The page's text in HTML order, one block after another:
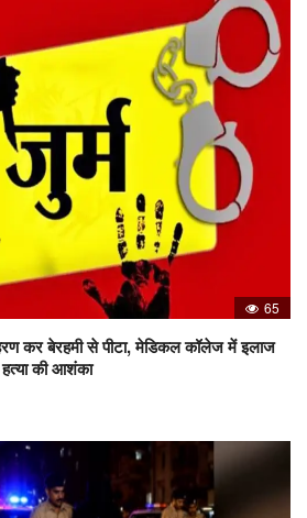
65
कर बेरहमी से पीटा, मेडिकल कॉलेज में इलाज
हत्या की आशंका